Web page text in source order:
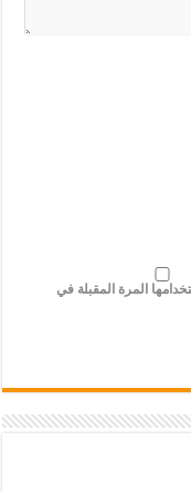
المرة المقبلة في